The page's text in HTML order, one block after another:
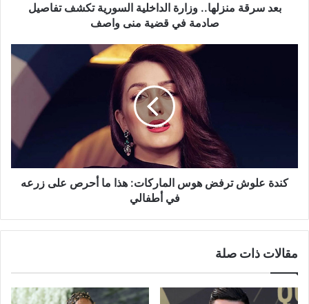
بعد سرقة منزلها.. وزارة الداخلية السورية تكشف تفاصيل
صادمة في قضية منى واصف
على
زرعه
كندة علوش ترفض هوس الماركات: هذا ما أحرص على زرعه
في أطفالي
مقالات ذات صلة